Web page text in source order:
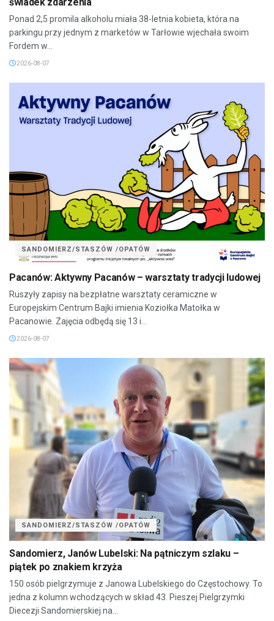
Ponad 2,5 promila alkoholu miała 38-letnia kobieta, która na
parkingu przy jednym z marketów w Tarłowie wjechała swoim
Fordem w...
2026-08-07
SANDOMIERZ/STASZÓW /OPATÓW
Pacanów: Aktywny Pacanów – warsztaty tradycji ludowej
Ruszyły zapisy na bezpłatne warsztaty ceramiczne w
Europejskim Centrum Bajki imienia Koziołka Matołka w
Pacanowie. Zajęcia odbędą się 13 i...
2026-08-07
SANDOMIERZ/STASZÓW /OPATÓW
Sandomierz, Janów Lubelski: Na pątniczym szlaku –
piątek po znakiem krzyża
150 osób pielgrzymuje z Janowa Lubelskiego do Częstochowy. To
jedna z kolumn wchodzących w skład 43. Pieszej Pielgrzymki
Diecezji Sandomierskiej na...